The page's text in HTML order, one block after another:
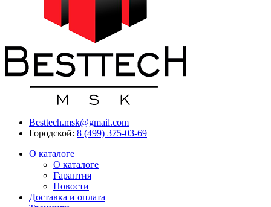
Besttech.msk@gmail.com
Городской: 8 (499) 375-03-69
О каталоге
О каталоге
Гарантия
Новости
Доставка и оплата